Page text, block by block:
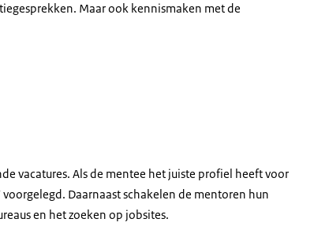
Maar ook kennismaken met de
vacatures. Als de mentee het juiste profiel heeft voor
Daarnaast schakelen de mentoren hun
en het zoeken op jobsites.